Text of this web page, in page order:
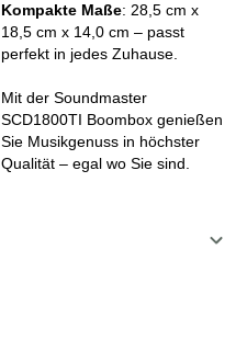
Kompakte Maße: 28,5 cm x
18,5 cm x 14,0 cm – passt
perfekt in jedes Zuhause.
Mit der Soundmaster
SCD1800TI Boombox genießen
Sie Musikgenuss in höchster
Qualität – egal wo Sie sind.